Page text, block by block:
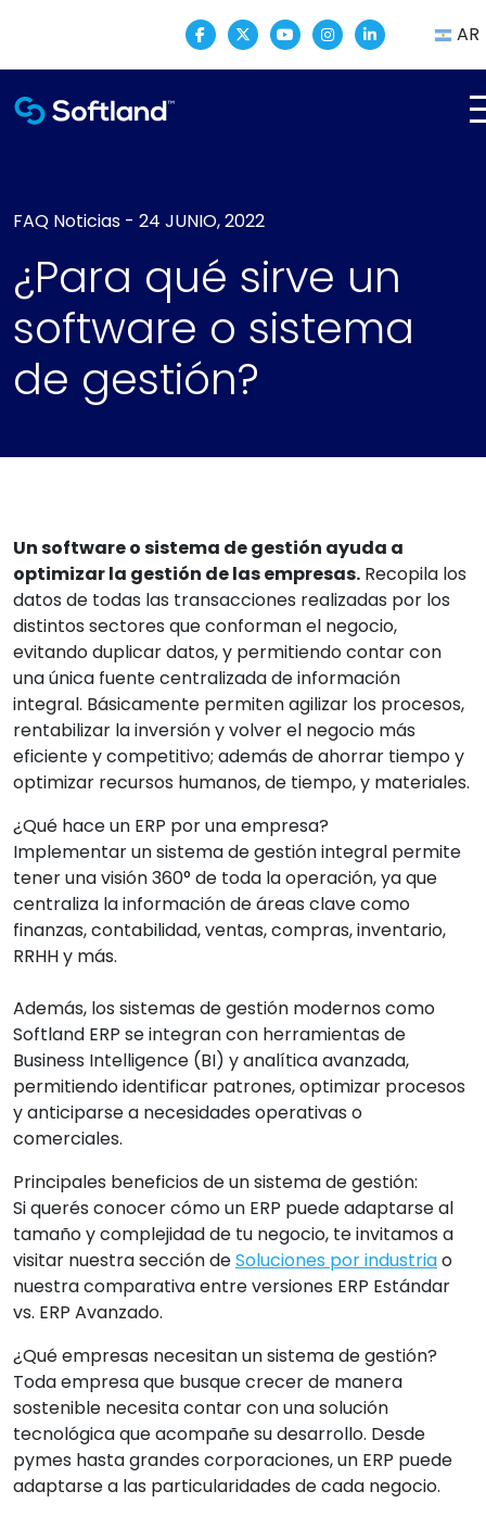
AR
FAQ Noticias - 24 JUNIO, 2022
¿Para qué sirve un
software o sistema
de gestión?
Un software o sistema de gestión ayuda a
optimizar la gestión de las empresas. Recopila los
datos de todas las transacciones realizadas por los
distintos sectores que conforman el negocio,
evitando duplicar datos, y permitiendo contar con
una única fuente centralizada de información
integral. Básicamente permiten agilizar los procesos,
rentabilizar la inversión y volver el negocio más
eficiente y competitivo; además de ahorrar tiempo y
optimizar recursos humanos, de tiempo, y materiales.
¿Qué hace un ERP por una empresa?
Implementar un sistema de gestión integral permite
tener una visión 360° de toda la operación, ya que
centraliza la información de áreas clave como
finanzas, contabilidad, ventas, compras, inventario,
RRHH y más.
Además, los sistemas de gestión modernos como
Softland ERP se integran con herramientas de
Business Intelligence (BI) y analítica avanzada,
permitiendo identificar patrones, optimizar procesos
y anticiparse a necesidades operativas o
comerciales.
Principales beneficios de un sistema de gestión:
Si querés conocer cómo un ERP puede adaptarse al
tamaño y complejidad de tu negocio, te invitamos a
visitar nuestra sección deSoluciones por industriao
nuestra comparativa entre versiones ERP Estándar
vs. ERP Avanzado.
¿Qué empresas necesitan un sistema de gestión?
Toda empresa que busque crecer de manera
sostenible necesita contar con una solución
tecnológica que acompañe su desarrollo. Desde
pymes hasta grandes corporaciones, un ERP puede
adaptarse a las particularidades de cada negocio.